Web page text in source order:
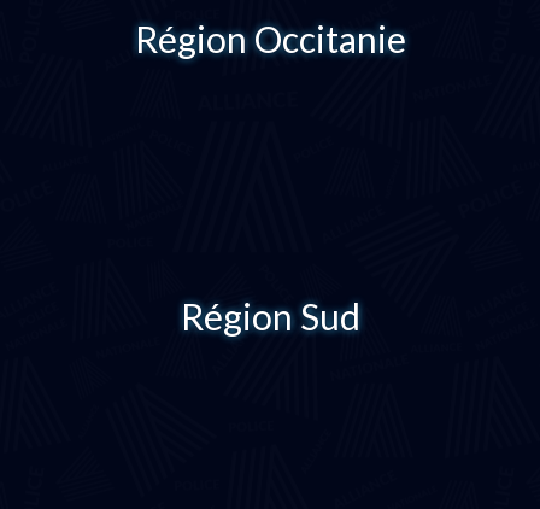
Région Occitanie
Région Sud